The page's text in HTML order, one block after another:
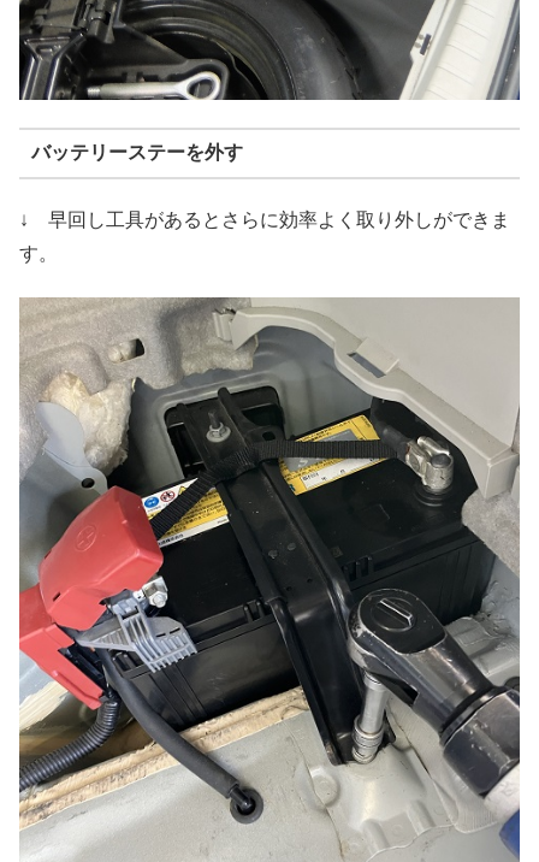
バッテリーステーを外す
↓ 早回し工具があるとさらに効率よく取り外しができま
す。